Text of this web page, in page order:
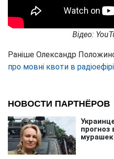
Відео:
Раніше Олександр
про мовні квоти в радіоефірі